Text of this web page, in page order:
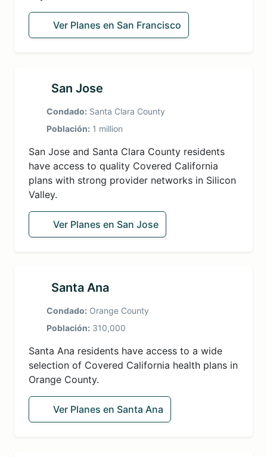
Ver Planes en San Francisco
San Jose
Condado: Santa Clara County
Población: 1 million
San Jose and Santa Clara County residents
have access to quality Covered California
plans with strong provider networks in Silicon
Valley.
Ver Planes en San Jose
Santa Ana
Condado: Orange County
Población: 310,000
Santa Ana residents have access to a wide
selection of Covered California health plans in
Orange County.
Ver Planes en Santa Ana